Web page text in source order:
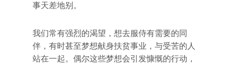
事天差地别。
我们常有强烈的渴望，想去服侍有需要的同
伴，有时甚至梦想献身扶贫事业，与受苦的人
站在一起。偶尔这些梦想会引发慷慨的行动，